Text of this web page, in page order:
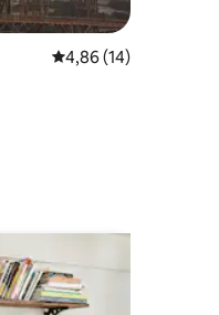
Prosječna ocjena:
4,86 (14)